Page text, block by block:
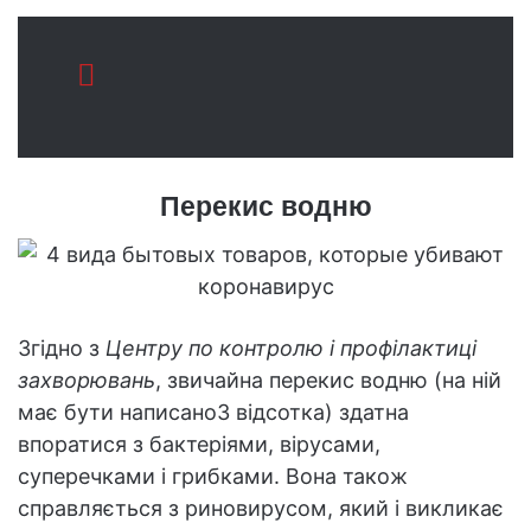
Перекис водню
Згідно з Центру по контролю і профілактиці
захворювань, звичайна перекис водню (на ній
має бути написано3 відсотка) здатна
впоратися з бактеріями, вірусами,
суперечками і грибками. Вона також
справляється з риновирусом, який і викликає